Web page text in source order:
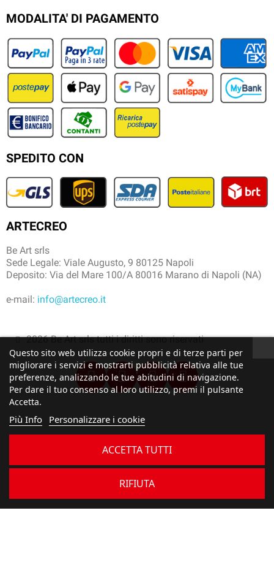
MODALITA' DI PAGAMENTO
SPEDITO CON
ARTECREO
Be Art srls
Sede Legale: Viale Augusto, 9 80125 Napoli
Deposito: Via del Mare 100/A 80016 Marano di Napoli (NA)
e-mail: info@artecreo.it
2026 Be Art srls tutti i diritti sono riservati
Questo sito web utilizza cookie propri e di terze parti per
migliorare i servizi e mostrarti pubblicità relativa alle tue
preferenze, analizzando le tue abitudini di navigazione.
Per dare il tuo consenso al loro utilizzo, premi il pulsante
Accetta.
Più Info Personalizzare i cookie
RIFIUTA
ACCETTA TUTTI